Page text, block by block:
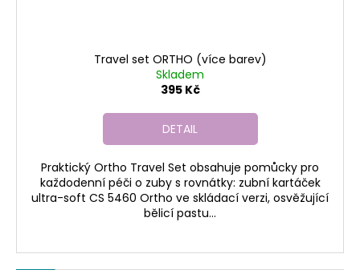
Travel set ORTHO (více barev)
Skladem
395 Kč
DETAIL
Praktický Ortho Travel Set obsahuje pomůcky pro
každodenní péči o zuby s rovnátky: zubní kartáček
ultra-soft CS 5460 Ortho ve skládací verzi, osvěžující
bělicí pastu...